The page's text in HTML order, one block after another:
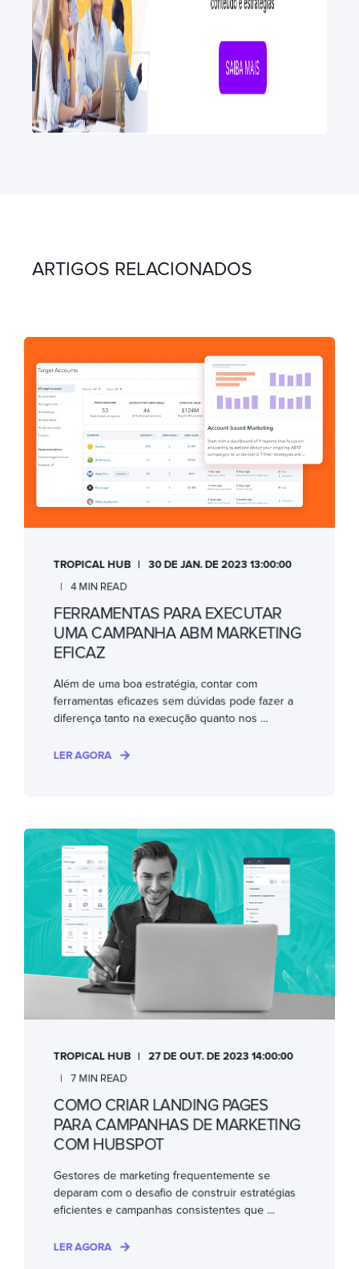
ARTIGOS RELACIONADOS
TROPICAL HUB
30 DE JAN. DE 2023 13:00:00
4 MIN READ
FERRAMENTAS PARA EXECUTAR
UMA CAMPANHA ABM MARKETING
EFICAZ
Além de uma boa estratégia, contar com
ferramentas eficazes sem dúvidas pode fazer a
diferença tanto na execução quanto nos ...
LER AGORA
TROPICAL HUB
27 DE OUT. DE 2023 14:00:00
7 MIN READ
COMO CRIAR LANDING PAGES
PARA CAMPANHAS DE MARKETING
COM HUBSPOT
Gestores de marketing frequentemente se
deparam com o desafio de construir estratégias
eficientes e campanhas consistentes que ...
LER AGORA